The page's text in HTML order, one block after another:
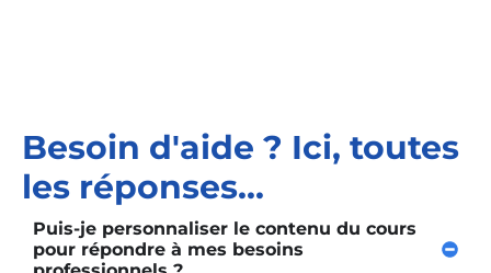
Besoin d'aide ? Ici, toutes
les réponses...
Puis-je personnaliser le contenu du cours
pour répondre à mes besoins